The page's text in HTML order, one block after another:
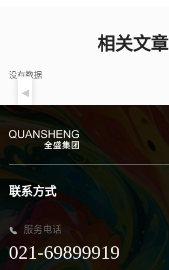
相关文章
没有数据
联系方式
服务电话
021-69899919